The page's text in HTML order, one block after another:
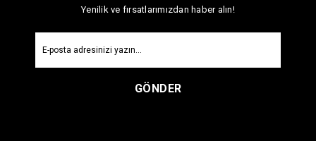
Yenilik ve fırsatlarımızdan haber alın!
GÖNDER